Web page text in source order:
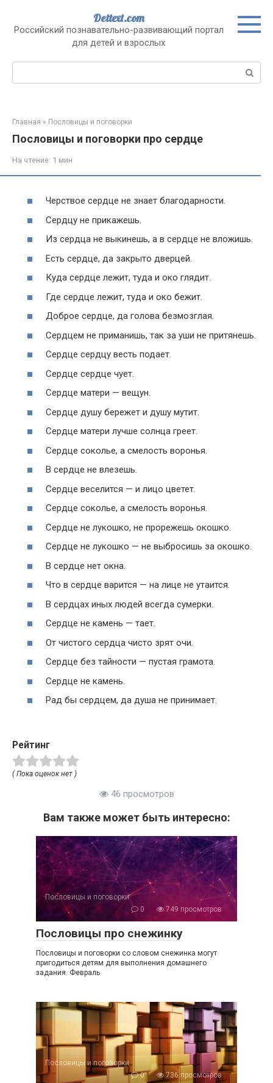
контенту
Dettext.com
Российский познавательно-развивающий портал
для детей и взрослых
Поиск:
Главная » Пословицы и поговорки
Пословицы и поговорки про сердце
На чтение: 1 мин
Черствое сердце не знает благодарности.
Сердцу не прикажешь.
Из сердца не выкинешь, а в сердце не вложишь.
Есть сердце, да закрыто дверцей.
Куда сердце лежит, туда и око глядит.
Где сердце лежит, туда и око бежит.
Доброе сердце, да голова безмозглая.
Сердцем не приманишь, так за уши не притянешь.
Сердце сердцу весть подает.
Сердце сердце чует.
Сердце матери — вещун.
Сердце душу бережет и душу мутит.
Сердце матери лучше солнца греет.
Сердце соколье, а смелость воронья.
В сердце не влезешь.
Сердце веселится — и лицо цветет.
Сердце соколье, а смелость воронья.
Сердце не лукошко, не прорежешь окошко.
Сердце не лукошко — не выбросишь за окошко.
В сердце нет окна.
Что в сердце варится — на лице не утаится.
В сердцах иных людей всегда сумерки.
Сердце не камень — тает.
От чистого сердца чисто зрят очи.
Сердце без тайности — пустая грамота.
Сердце не камень.
Рад бы сердцем, да душа не принимает.
Рейтинг
( Пока оценок нет )
46 просмотров
Вам также может быть интересно:
Пословицы и поговорки
0
749 просмотров
Пословицы про снежинку
Пословицы и поговорки со словом снежинка могут
пригодиться детям для выполнения домашнего
задания. Февраль
Пословицы и поговорки
0
736 просмотров